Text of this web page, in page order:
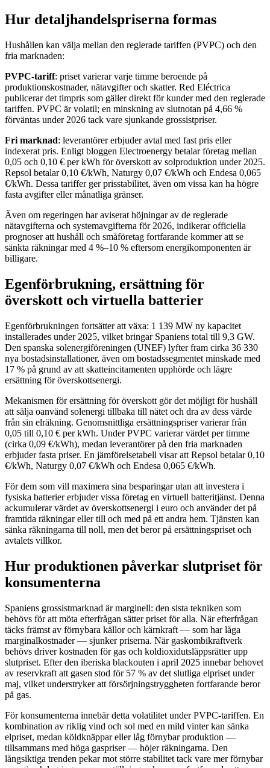
Hur detaljhandelspriserna formas
Hushållen kan välja mellan den reglerade tariffen (PVPC) och den
fria marknaden:
PVPC-tariff: priset varierar varje timme beroende på
produktionskostnader, nätavgifter och skatter. Red Eléctrica
publicerar det timpris som gäller direkt för kunder med den reglerade
tariffen. PVPC är volatil; en minskning av slutnotan på 4,66 %
förväntas under 2026 tack vare sjunkande grossistpriser.
Fri marknad: leverantörer erbjuder avtal med fast pris eller
indexerat pris. Enligt bloggen Electroenergy betalar företag mellan
0,05 och 0,10 € per kWh för överskott av solproduktion under 2025.
Repsol betalar 0,10 €/kWh, Naturgy 0,07 €/kWh och Endesa 0,065
€/kWh. Dessa tariffer ger prisstabilitet, även om vissa kan ha högre
fasta avgifter eller månatliga gränser.
Även om regeringen har aviserat höjningar av de reglerade
nätavgifterna och systemavgifterna för 2026, indikerar officiella
prognoser att hushåll och småföretag fortfarande kommer att se
sänkta räkningar med 4 %–10 % eftersom energikomponenten är
billigare.
Egenförbrukning, ersättning för
överskott och virtuella batterier
Egenförbrukningen fortsätter att växa: 1 139 MW ny kapacitet
installerades under 2025, vilket bringar Spaniens total till 9,3 GW.
Den spanska solenergiföreningen (UNEF) lyfter fram cirka 36 330
nya bostadsinstallationer, även om bostadssegmentet minskade med
17 % på grund av att skatteincitamenten upphörde och lägre
ersättning för överskottsenergi.
Mekanismen för ersättning för överskott gör det möjligt för hushåll
att sälja oanvänd solenergi tillbaka till nätet och dra av dess värde
från sin elräkning. Genomsnittliga ersättningspriser varierar från
0,05 till 0,10 € per kWh. Under PVPC varierar värdet per timme
(cirka 0,09 €/kWh), medan leverantörer på den fria marknaden
erbjuder fasta priser. En jämförelsetabell visar att Repsol betalar 0,10
€/kWh, Naturgy 0,07 €/kWh och Endesa 0,065 €/kWh.
För dem som vill maximera sina besparingar utan att investera i
fysiska batterier erbjuder vissa företag en virtuell batteritjänst. Denna
ackumulerar värdet av överskottsenergi i euro och använder det på
framtida räkningar eller till och med på ett andra hem. Tjänsten kan
sänka räkningarna till noll, men det beror på ersättningspriset och
avtalets villkor.
Hur produktionen påverkar slutpriset för
konsumenterna
Spaniens grossistmarknad är marginell: den sista tekniken som
behövs för att möta efterfrågan sätter priset för alla. När efterfrågan
täcks främst av förnybara källor och kärnkraft — som har låga
marginalkostnader — sjunker priserna. När gaskombikraftverk
behövs driver kostnaden för gas och koldioxidutsläppsrätter upp
slutpriset. Efter den iberiska blackouten i april 2025 innebar behovet
av reservkraft att gasen stod för 57 % av det slutliga elpriset under
maj, vilket understryker att försörjningstryggheten fortfarande beror
på gas.
För konsumenterna innebär detta volatilitet under PVPC-tariffen. En
kombination av riklig vind och sol med en mild vinter kan sänka
elpriset, medan köldknäppar eller låg förnybar produktion —
tillsammans med höga gaspriser — höjer räkningarna. Den
långsiktiga trenden pekar mot större stabilitet tack vare mer förnybar